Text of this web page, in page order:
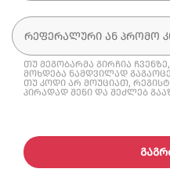
თუ მეგობარმა გირჩია
მოხდება ნამდვილად
თუ კოდი არ მოუციათ,
პირადად შენი და შეძლებ